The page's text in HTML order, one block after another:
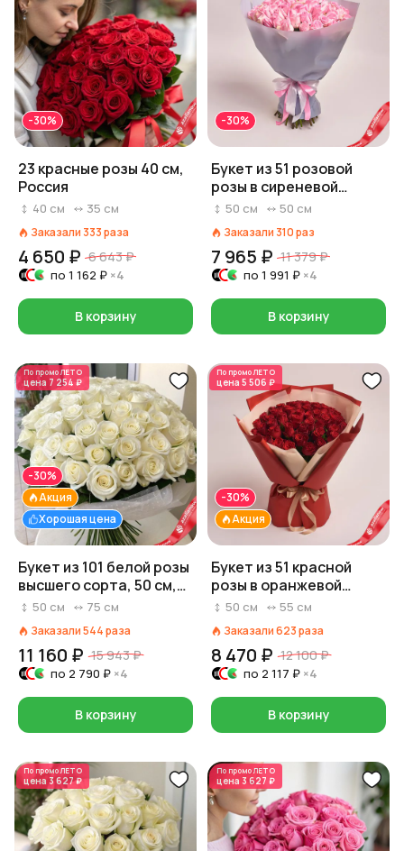
-30%
23 красные розы 40 см,
Россия
40 см 35 см
Заказали 333раза
4 650 ₽ 6 643 ₽
по 1 162 ₽ ×4
В корзину
-30%
Букет из 51 розовой
розы в сиреневой
пленке, Эквадор, 50 см
50 см 50 см
Заказали 310раз
7 965 ₽ 11 379 ₽
по 1 991 ₽ ×4
В корзину
По промоЛЕТО
цена 7 254 ₽
Хорошая цена
Акция
-30%
Букет из 101 белой розы
высшего сорта, 50 см,
Россия
50 см 75 см
Заказали544раза
11 160 ₽ 15 943 ₽
по 2 790 ₽ ×4
В корзину
По промоЛЕТО
цена 5 506 ₽
Акция
-30%
Букет из 51 красной
розы в оранжевой
бумаге
50 см 55 см
Заказали623раза
8 470 ₽ 12 100 ₽
по 2 117 ₽ ×4
В корзину
По промоЛЕТО
цена 3 627 ₽
По промоЛЕТО
цена 3 627 ₽